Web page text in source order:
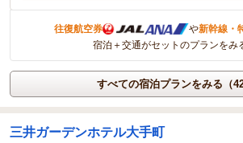
往復航空券 や新幹線・
宿泊＋交通がセットのプランをみ
すべての宿泊プランをみる（42
三井ガーデンホテル大手町